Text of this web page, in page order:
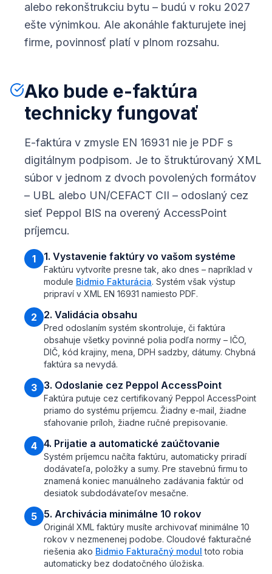
alebo rekonštrukciu bytu – budú v roku 2027
ešte výnimkou. Ale akonáhle fakturujete inej
firme, povinnosť platí v plnom rozsahu.
Ako bude e-faktúra
technicky fungovať
E-faktúra v zmysle EN 16931 nie je PDF s
digitálnym podpisom. Je to štruktúrovaný XML
súbor v jednom z dvoch povolených formátov
– UBL alebo UN/CEFACT CII – odoslaný cez
sieť Peppol BIS na overený AccessPoint
príjemcu.
1 1. Vystavenie faktúry vo vašom systéme
Faktúru vytvoríte presne tak, ako dnes – napríklad v
module Bidmio Fakturácia. Systém však výstup
pripraví v XML EN 16931 namiesto PDF.
2 2. Validácia obsahu
Pred odoslaním systém skontroluje, či faktúra
obsahuje všetky povinné polia podľa normy – IČO,
DIČ, kód krajiny, mena, DPH sadzby, dátumy. Chybná
faktúra sa nevydá.
3 3. Odoslanie cez Peppol AccessPoint
Faktúra putuje cez certifikovaný Peppol AccessPoint
priamo do systému príjemcu. Žiadny e-mail, žiadne
sťahovanie príloh, žiadne ručné prepisovanie.
4 4. Prijatie a automatické zaúčtovanie
Systém príjemcu načíta faktúru, automaticky priradí
dodávateľa, položky a sumy. Pre stavebnú firmu to
znamená koniec manuálneho zadávania faktúr od
desiatok subdodávateľov mesačne.
5 5. Archivácia minimálne 10 rokov
Originál XML faktúry musíte archivovať minimálne 10
rokov v nezmenenej podobe. Cloudové fakturačné
riešenia ako Bidmio Fakturačný modul toto robia
automaticky bez dodatočného úložiska.